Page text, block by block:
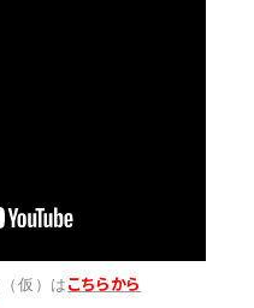
仮）は こちらから